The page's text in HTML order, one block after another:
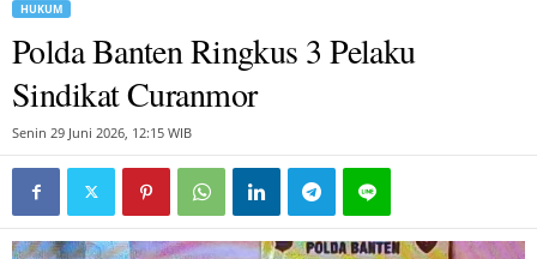
HUKUM
Polda Banten Ringkus 3 Pelaku
Sindikat Curanmor
Senin 29 Juni 2026, 12:15 WIB